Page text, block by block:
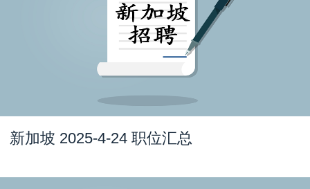
新加坡 2025-4-24 职位汇总